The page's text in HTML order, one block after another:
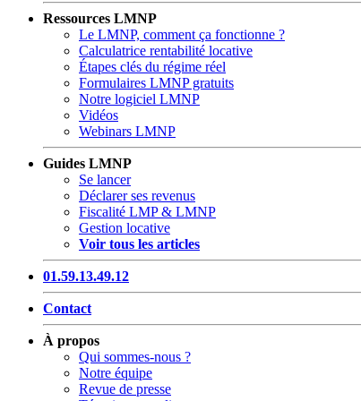
Ressources LMNP
Le LMNP, comment ça fonctionne ?
Calculatrice rentabilité locative
Étapes clés du régime réel
Formulaires LMNP gratuits
Notre logiciel LMNP
Vidéos
Webinars LMNP
Guides LMNP
Se lancer
Déclarer ses revenus
Fiscalité LMP & LMNP
Gestion locative
Voir tous les articles
01.59.13.49.12
Contact
À propos
Qui sommes-nous ?
Notre équipe
Revue de presse